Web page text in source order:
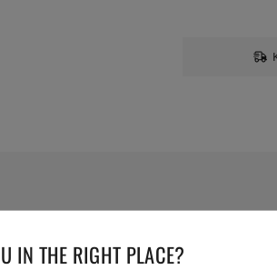
IN THE RIGHT PLACE?